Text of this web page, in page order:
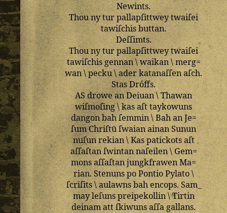
Newints.
Thounytur pallapſittweytwaiſei
tawiſchisbuttan.
Deſſimts.
Thounyturpallapſittweytwaiſei
tawiſchisgennan\waikan\merg=
wan\pecku\aderkatanaſſen aſch.
StasDroͤffs.
ASdroweanDeiuan\Thawan
wiſmoſing\kas aſttaykowuns
dangonbahſemmin\BahanJe=
ſumChriſtūſwaianainan Sunun
nuſunrekian\Kaspatickotsaſt
aſſaſtanſwintannaſeilen\Gem=
monsaſſaſtanjungkfrawen Ma=
rian.StenunspoPontioPylato\
ſcriſits\aulawnsbahencops.Sam_
mayleſunspreipekollin\Tirtin
deinamatt ſkiwunsaſſagallans.